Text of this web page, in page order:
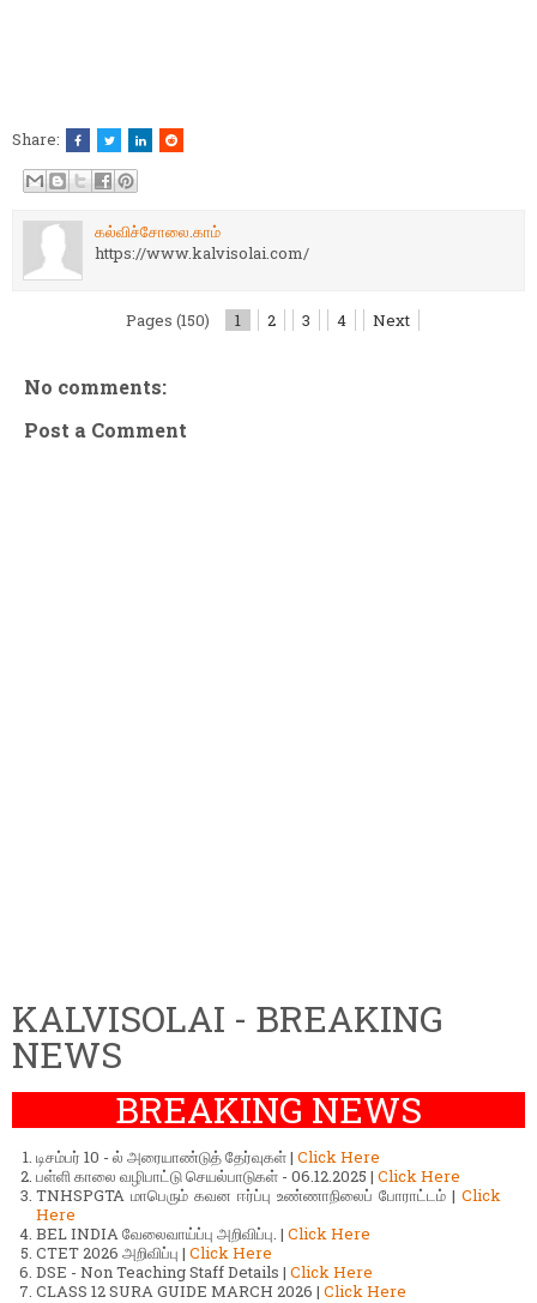
Share:
கல்விச்சோலை.காம்
https://www.kalvisolai.com/
Pages (150) 1 2 3 4 Next
No comments:
Post a Comment
KALVISOLAI - BREAKING
NEWS
BREAKING NEWS
டிசம்பர் 10 - ல் அரையாண்டுத் தேர்வுகள் | Click Here
பள்ளி காலை வழிபாட்டு செயல்பாடுகள் - 06.12.2025 | Click Here
TNHSPGTA மாபெரும் கவன ஈர்ப்பு உண்ணாநிலைப் போராட்டம் | Click
Here
BEL INDIA வேலைவாய்ப்பு அறிவிப்பு. | Click Here
CTET 2026 அறிவிப்பு | Click Here
DSE - Non Teaching Staff Details | Click Here
CLASS 12 SURA GUIDE MARCH 2026 | Click Here